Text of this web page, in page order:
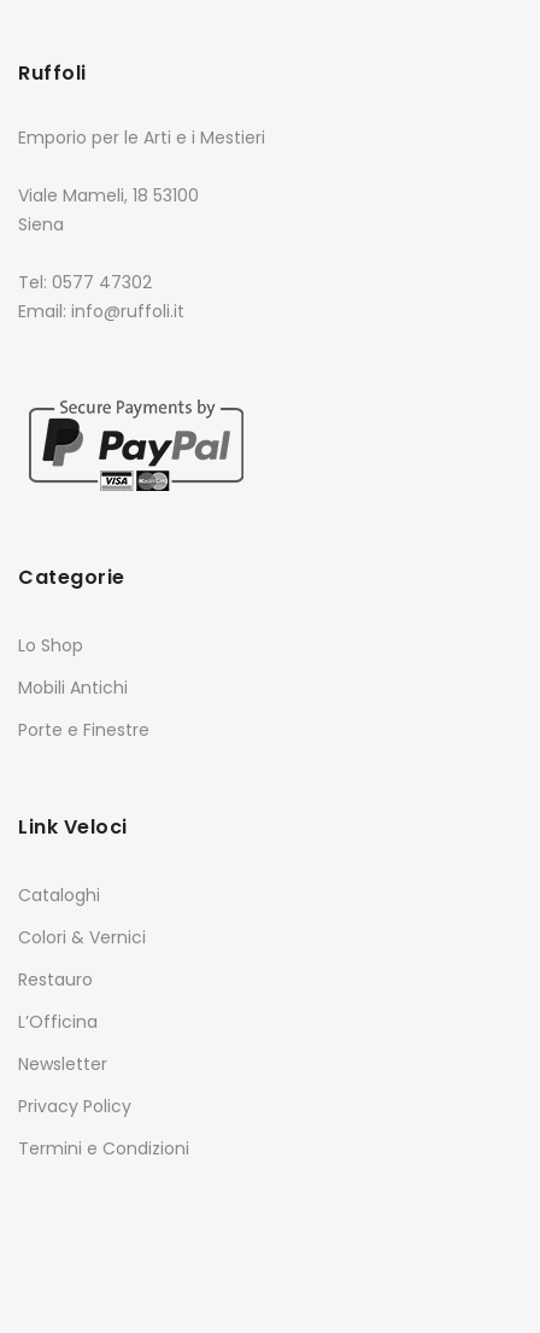
Ruffoli
Emporio per le Arti e i Mestieri
Viale Mameli, 18 53100
Siena
Tel: 0577 47302
Email: info@ruffoli.it
Categorie
Lo Shop
Mobili Antichi
Porte e Finestre
Link Veloci
Cataloghi
Colori & Vernici
Restauro
L’Officina
Newsletter
Privacy Policy
Termini e Condizioni